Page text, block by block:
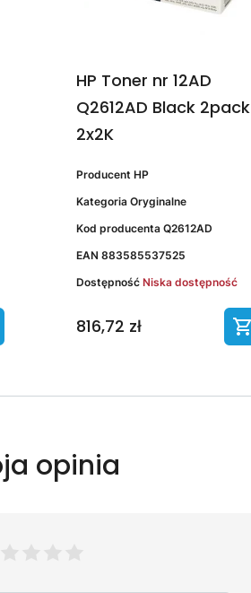
HP Toner nr 12AD
Q2612AD Black 2pack
2x2K
Producent HP
Kategoria Oryginalne
Kod producenta Q2612AD
EAN 883585537525
Dostępność Niska dostępność
816,72 zł
opinia